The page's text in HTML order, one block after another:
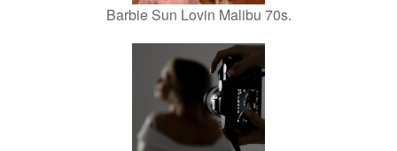
Barbie Sun Lovin Malibu 70s.